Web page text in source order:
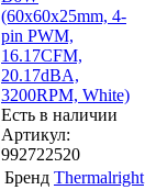
(60x60x25mm, 4-
pin PWM,
16.17CFM,
20.17dBA,
3200RPM, White)
Есть в наличии
Артикул:
992722520
Бренд Thermalright